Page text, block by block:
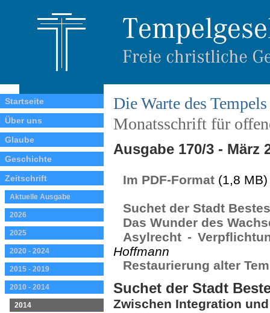
Startseite
Über uns
Glaube
Geschichte
Zeitschrift
Aktuelle Ausgabe
2026
2025
2020 - 2024
2015 - 2019
2010 - 2014
2014
Die Warte des Tempels
Monatsschrift für
Ausgabe 170/3 - März
Im PDF-Format (1,8 MB)
Suchet der Stadt Bestes
Das Wunder des
Asylrecht -
Hoffmann
Restaurierung alter
Suchet der Stadt
Zwischen Integration